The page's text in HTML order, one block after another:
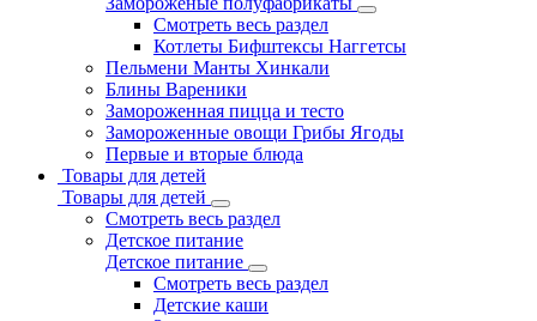
Смотреть весь раздел
Котлеты Бифштексы Наггетсы
Пельмени Манты Хинкали
Блины Вареники
Замороженная пицца и тесто
Замороженные овощи Грибы Ягоды
Первые и вторые блюда
Товары для детей
Товары для детей
Смотреть весь раздел
Детское питание
Детское питание
Смотреть весь раздел
Детские каши